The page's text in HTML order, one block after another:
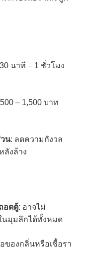
นาที – 1 ชั่วโมง
– 1,500 บาท
น: ลดความกังวล
ลังล้าง
อดตู้: อาจไม่
นมุมลึกได้ทั้งหมด
ของกลิ่นหรือเชื้อรา